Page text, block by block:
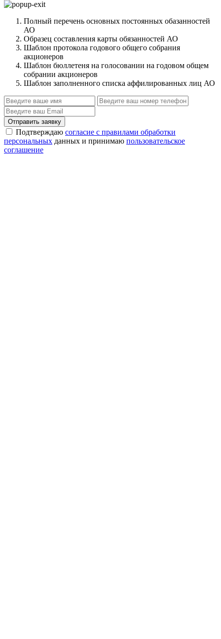
Полный перечень основных постоянных обазанностей
АО
Образец составления карты обязанностей АО
Шаблон протокола годового общего собрания
акционеров
Шаблон бюллетеня на голосовании на годовом общем
собрании акционеров
Шаблон заполненного списка аффилированных лиц АО
Отправить заявку
Подтверждаю согласие с правилами обработки
персональных данных и принимаю пользовательское
соглашение